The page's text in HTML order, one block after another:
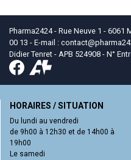
Pharma2424 - Rue Neuve 1 - 6061
00 13 - E-mail : contact@
Didier Tenret - APB 524908 - N°
HORAIRES / SITUATION
Du lundi au vendredi
de 9h00 à 12h30 et de 14h00 à
19h00
Le samedi